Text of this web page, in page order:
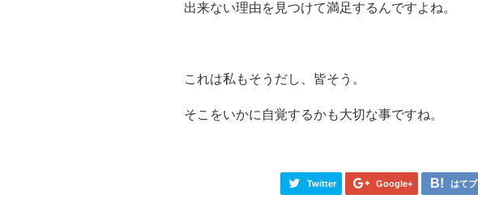
出来ない理由を見つけて満足するんですよね。
これは私もそうだし、皆そう。
そこをいかに自覚するかも大切な事ですね。
Twitter Google+ はてブ